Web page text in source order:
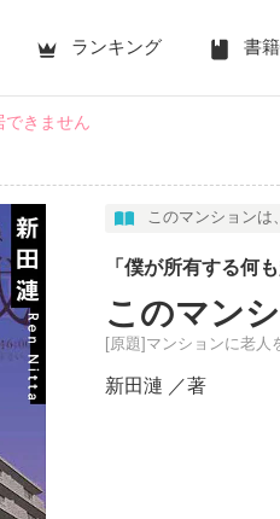
ランキング 書
できません
このマンションは
「僕が所有する何
このマン
[原題]マンションに老人
新田漣 ／著